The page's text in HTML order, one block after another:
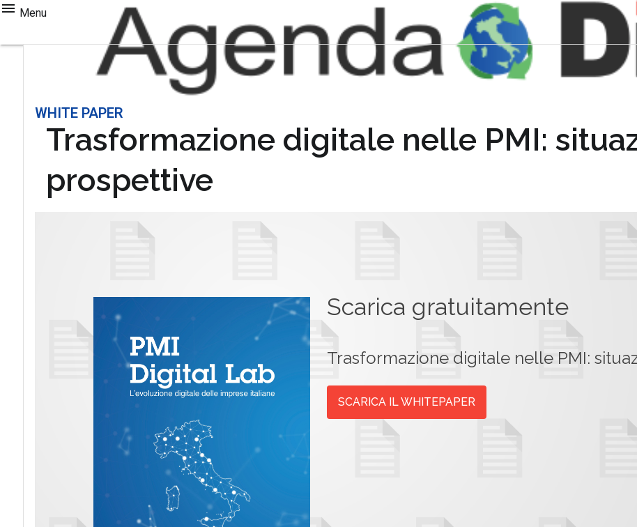
Menu
WHITE PAPER
Trasformazione digitale nelle PMI:
prospettive
Scarica gratuitamente
Trasformazione digitale nelle PMI:
SCARICA IL WHITEPAPER